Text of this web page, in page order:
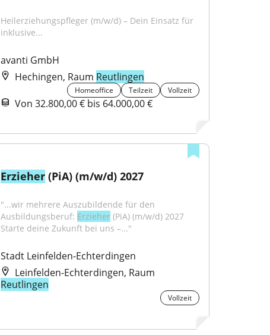
Heilerziehungspfleger (m/w/d) – Dein Einsatz für
inklusive...
avanti GmbH
Hechingen, Raum Reutlingen
Homeoffice Teilzeit Vollzeit
Von 32.800,00 € bis 64.000,00 €
Erzieher (PiA) (m/w/d) 2027
"...wir mehrere Auszubildende für den
Ausbildungsberuf: Erzieher (PiA) (m/w/d) 2027
Starte deine Zukunft bei uns –..."
Stadt Leinfelden-Echterdingen
Leinfelden-Echterdingen, Raum
Reutlingen
Vollzeit